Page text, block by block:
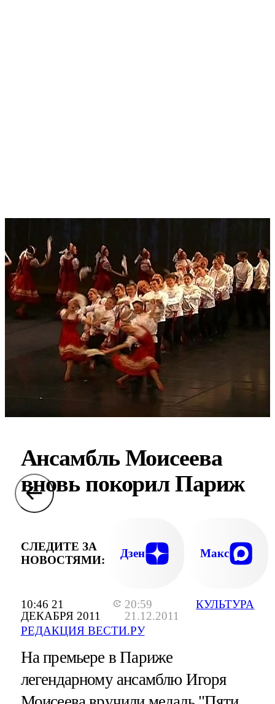
10:46 21
ДЕКАБРЯ 2011
20:59
21.12.2011
РЕДАКЦИЯ ВЕСТИ.РУ
КУЛЬТУРА
Ансамбль Моисеева
вновь покорил Париж
СЛЕДИТЕ ЗА
НОВОСТЯМИ:
Дзен Макс
На премьере в Париже
легендарному ансамблю Игоря